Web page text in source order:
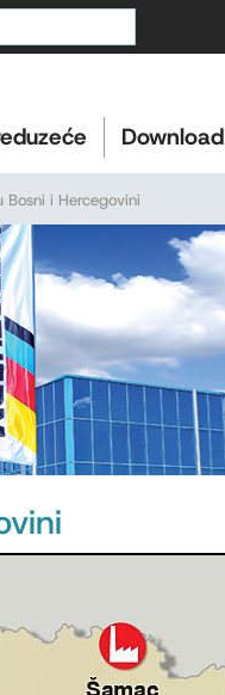
Download
Bosni i Hercegovini